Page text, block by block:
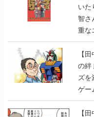
いた
智さ
重な
【
の絆
ズを
ゲー
【若
【